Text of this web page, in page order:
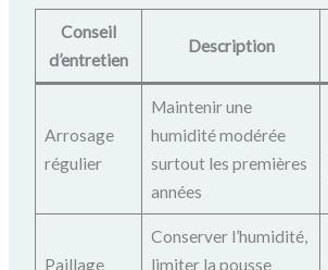
Conseil
d’entretien
Description
Arrosage
régulier
Maintenir une
humidité modérée
surtout les premières
années
Paillage
Conserver l’humidité,
limiter la pousse